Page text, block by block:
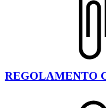
REGOLAMENTO